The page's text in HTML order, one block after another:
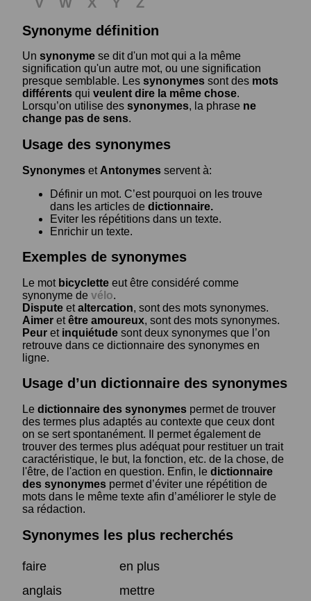
Synonyme définition
Un synonyme se dit d'un mot qui a la même
signification qu'un autre mot, ou une signification
presque semblable. Les synonymes sont des mots
différents qui veulent dire la même chose.
Lorsqu’on utilise des synonymes, la phrase ne
change pas de sens.
Usage des synonymes
Synonymes et Antonymes servent à:
Définir un mot. C’est pourquoi on les trouve
dans les articles de dictionnaire.
Eviter les répétitions dans un texte.
Enrichir un texte.
Exemples de synonymes
Le mot bicyclette eut être considéré comme
synonyme de vélo.
Dispute etaltercation, sont des mots synonymes.
Aimer etêtre amoureux, sont des mots synonymes.
Peur et inquiétude sont deux synonymes que l’on
retrouve dans ce dictionnaire des synonymes en
ligne.
Usage d’un dictionnaire des synonymes
Le dictionnaire des synonymes permet de trouver
des termes plus adaptés au contexte que ceux dont
on se sert spontanément. Il permet également de
trouver des termes plus adéquat pour restituer un trait
caractéristique, le but, la fonction, etc. de la chose, de
l'être, de l'action en question. Enfin, le dictionnaire
des synonymes permet d’éviter une répétition de
mots dans le même texte afin d’améliorer le style de
sa rédaction.
Synonymes les plus recherchés
faire
en plus
anglais
mettre